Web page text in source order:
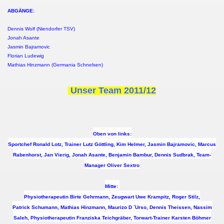
ABGÄNGE:
Dennis Wolf (Niendorfer TSV)
Jonah Asante
Jasmin Bajramovic
Florian Ludewig
Mathias Hinzmann (Germania Schnelsen)
Unser Team 2011/12
Oben von links:
Sportchef Ronald Lotz, Trainer Lutz Göttling, Kim Helmer, Jasmin Bajramovic, Marcus
Rabenhorst, Jan Vierig, Jonah Asante, Benjamin Bambur, Dennis Sudbrak, Team-
Manager Oliver Sextro
Mitte:
Physiotherapeutin Birte Gehrmann, Zeugwart Uwe Krampitz, Roger Stilz,
Patrick Schumann, Mathias Hinzmann, Maurizo D ´Urso, Dennis Theissen, Nassim
Saleh, Physiotherapeutin Franziska Teichgräber, Torwart-Trainer Karsten Böhmer